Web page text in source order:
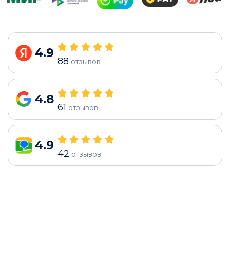
4.9
88 отзывов
4.8
61 отзывов
4.9
42 отзывов